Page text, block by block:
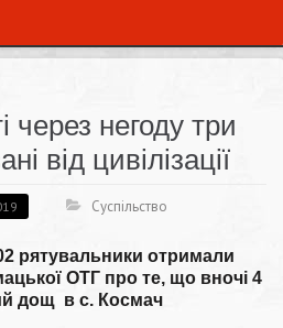
через негоду три
від цивілізації
Суспільство
рятувальники отримали
ОТГ про те, що вночі 4
дощ в с. Космач